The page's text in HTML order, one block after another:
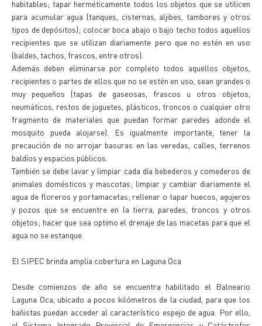
habitables; tapar herméticamente todos los objetos que se utilicen
para acumular agua (tanques, cisternas, aljibes, tambores y otros
tipos de depósitos); colocar boca abajo o bajo techo todos aquellos
recipientes que se utilizan diariamente pero que no estén en uso
(baldes, tachos, frascos, entre otros).
Además deben eliminarse por completo todos aquellos objetos,
recipientes o partes de ellos que no se estén en uso, sean grandes o
muy pequeños (tapas de gaseosas, frascos u otros objetos,
neumáticos, restos de juguetes, plásticos, troncos o cualquier otro
fragmento de materiales que puedan formar paredes adonde el
mosquito pueda alojarse). Es igualmente importante, tener la
precaución de no arrojar basuras en las veredas, calles, terrenos
baldíos y espacios públicos.
También se debe lavar y limpiar cada día bebederos y comederos de
animales domésticos y mascotas; limpiar y cambiar diariamente el
agua de floreros y portamacetas; rellenar o tapar huecos, agujeros
y pozos que se encuentre en la tierra, paredes, troncos y otros
objetos; hacer que sea optimo el drenaje de las macetas para que el
agua no se estanque.
El SIPEC brinda amplia cobertura en Laguna Oca
Desde comienzos de año se encuentra habilitado el Balneario
Laguna Oca, ubicado a pocos kilómetros de la ciudad, para que los
bañistas puedan acceder al característico espejo de agua. Por ello,